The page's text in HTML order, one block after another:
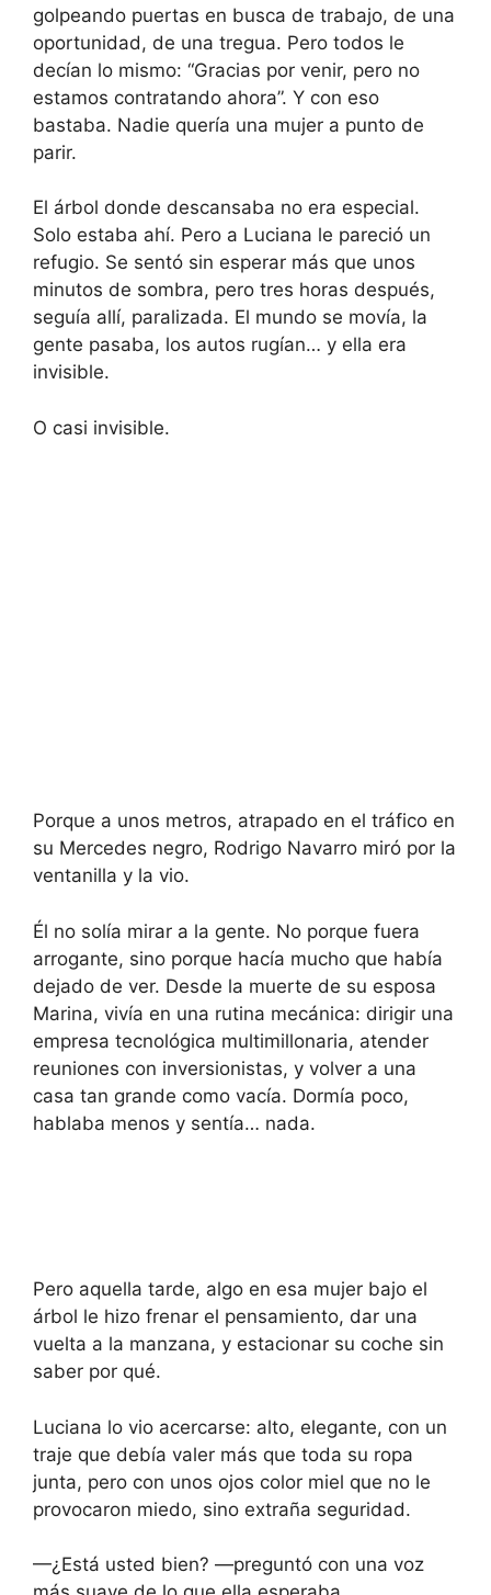
golpeando puertas en busca de trabajo, de una
oportunidad, de una tregua. Pero todos le
decían lo mismo: “Gracias por venir, pero no
estamos contratando ahora”. Y con eso
bastaba. Nadie quería una mujer a punto de
parir.
El árbol donde descansaba no era especial.
Solo estaba ahí. Pero a Luciana le pareció un
refugio. Se sentó sin esperar más que unos
minutos de sombra, pero tres horas después,
seguía allí, paralizada. El mundo se movía, la
gente pasaba, los autos rugían… y ella era
invisible.
O casi invisible.
Porque a unos metros, atrapado en el tráfico en
su Mercedes negro, Rodrigo Navarro miró por la
ventanilla y la vio.
Él no solía mirar a la gente. No porque fuera
arrogante, sino porque hacía mucho que había
dejado de ver. Desde la muerte de su esposa
Marina, vivía en una rutina mecánica: dirigir una
empresa tecnológica multimillonaria, atender
reuniones con inversionistas, y volver a una
casa tan grande como vacía. Dormía poco,
hablaba menos y sentía… nada.
Pero aquella tarde, algo en esa mujer bajo el
árbol le hizo frenar el pensamiento, dar una
vuelta a la manzana, y estacionar su coche sin
saber por qué.
Luciana lo vio acercarse: alto, elegante, con un
traje que debía valer más que toda su ropa
junta, pero con unos ojos color miel que no le
provocaron miedo, sino extraña seguridad.
—¿Está usted bien? —preguntó con una voz